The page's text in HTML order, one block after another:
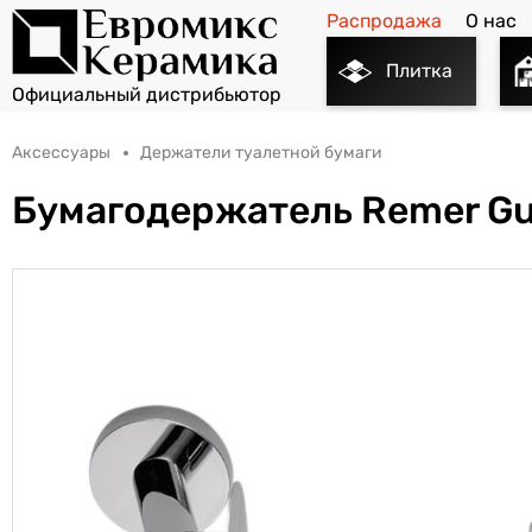
Распродажа О нас
Плитка
Аксессуары Держатели туалетной бумаги
Бумагодержатель Remer